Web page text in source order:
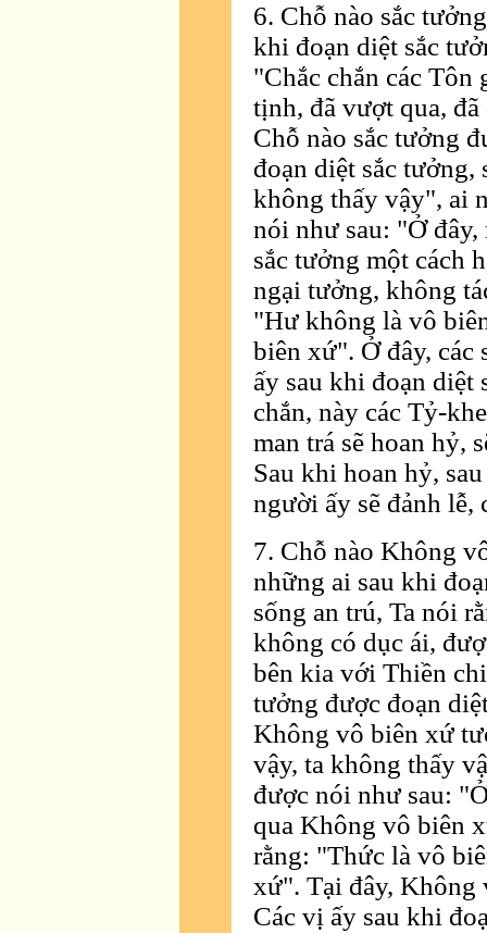
6. Chỗ nào sắc
khi đoạn diệt sắc
"Chắc chắn các
tịnh, đã vượt qua,
Chỗ nào sắc tưởng
đoạn diệt sắc tưởng,
không thấy vậy", ai
nói như sau: "Ở
sắc tưởng một cách
ngại tưởng, không
"Hư không là vô
biên xứ". Ở đây, các
ấy sau khi đoạn diệt
chắn, này các Tỷ-
man trá sẽ hoan hỷ,
Sau khi hoan hỷ,
người ấy sẽ đảnh lễ,
7. Chỗ nào Không
những ai sau khi
sống an trú, Ta nói
không có dục ái,
bên kia với Thiền
tưởng được đoạn
Không vô biên xứ
vậy, ta không thấy
được nói như sau:
qua Không vô biên
rằng: "Thức là vô
xứ". Tại đây, Không
Các vị ấy sau khi